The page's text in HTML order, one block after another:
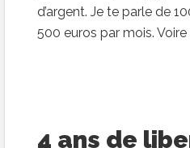
d’argent. Je te parle de
500 euros par mois. Voire
4 ans de